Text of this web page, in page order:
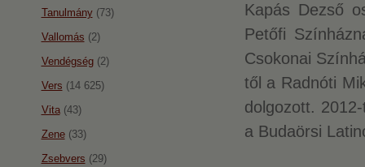
Kapás Dezső
Petőfi
Csokonai
től a Radnóti
dolgozott.
a Budaörsi
Tanulmány(73)
Vallomás (2)
Vendégség(2)
Vers (14 625)
Vita(43)
Zene(33)
Zsebvers (29)